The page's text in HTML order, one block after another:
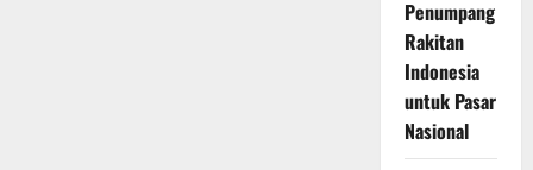
Penumpang
Rakitan
Indonesia
untuk Pasar
Nasional